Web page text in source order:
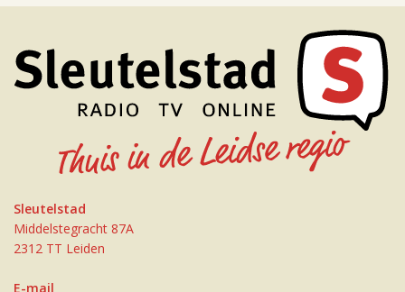
Sleutelstad
Middelstegracht 87A
2312 TT Leiden
E-mail